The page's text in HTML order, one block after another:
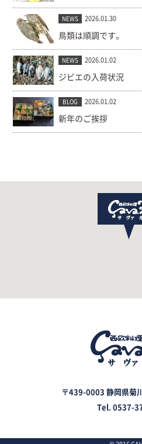
NEWS 2026.01.30
鳥類は順調です。
NEWS 2026.01.02
ジビエの入荷状況
BLOG 2026.01.02
新年のご挨拶
〒439-0003 静岡県菊
Tel. 0537-